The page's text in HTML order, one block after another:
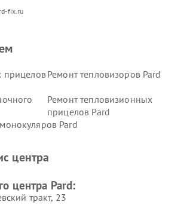
fix.ru
прицеловРемонт тепловизоров Pard
Ремонт тепловизионных
прицелов Pard
Pard
центра
центра Pard:
тракт, 23